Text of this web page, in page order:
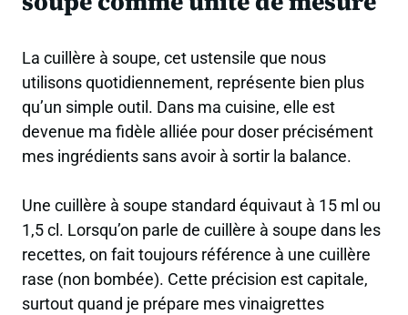
La cuillère à soupe, cet ustensile que nous
utilisons quotidiennement, représente bien plus
qu’un simple outil. Dans ma cuisine, elle est
devenue ma fidèle alliée pour doser précisément
mes ingrédients sans avoir à sortir la balance.
Une cuillère à soupe standard équivaut à 15 ml ou
1,5 cl. Lorsqu’on parle de cuillère à soupe dans les
recettes, on fait toujours référence à une cuillère
rase (non bombée). Cette précision est capitale,
surtout quand je prépare mes vinaigrettes